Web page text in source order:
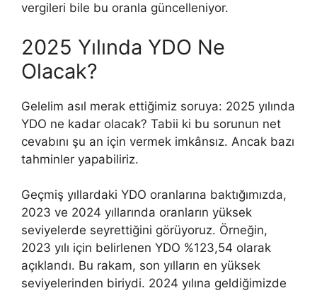
vergileri bile bu oranla güncelleniyor.
2025 Yılında YDO Ne
Olacak?
Gelelim asıl merak ettiğimiz soruya: 2025 yılında
YDO ne kadar olacak? Tabii ki bu sorunun net
cevabını şu an için vermek imkânsız. Ancak bazı
tahminler yapabiliriz.
Geçmiş yıllardaki YDO oranlarına baktığımızda,
2023 ve 2024 yıllarında oranların yüksek
seviyelerde seyrettiğini görüyoruz. Örneğin,
2023 yılı için belirlenen YDO %123,54 olarak
açıklandı. Bu rakam, son yılların en yüksek
seviyelerinden biriydi. 2024 yılına geldiğimizde